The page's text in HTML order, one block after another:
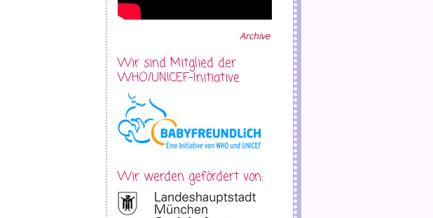
Archive
Wir sind Mitglied der
WHO/UNICEF-Initiative
Wir werden gefördert von: